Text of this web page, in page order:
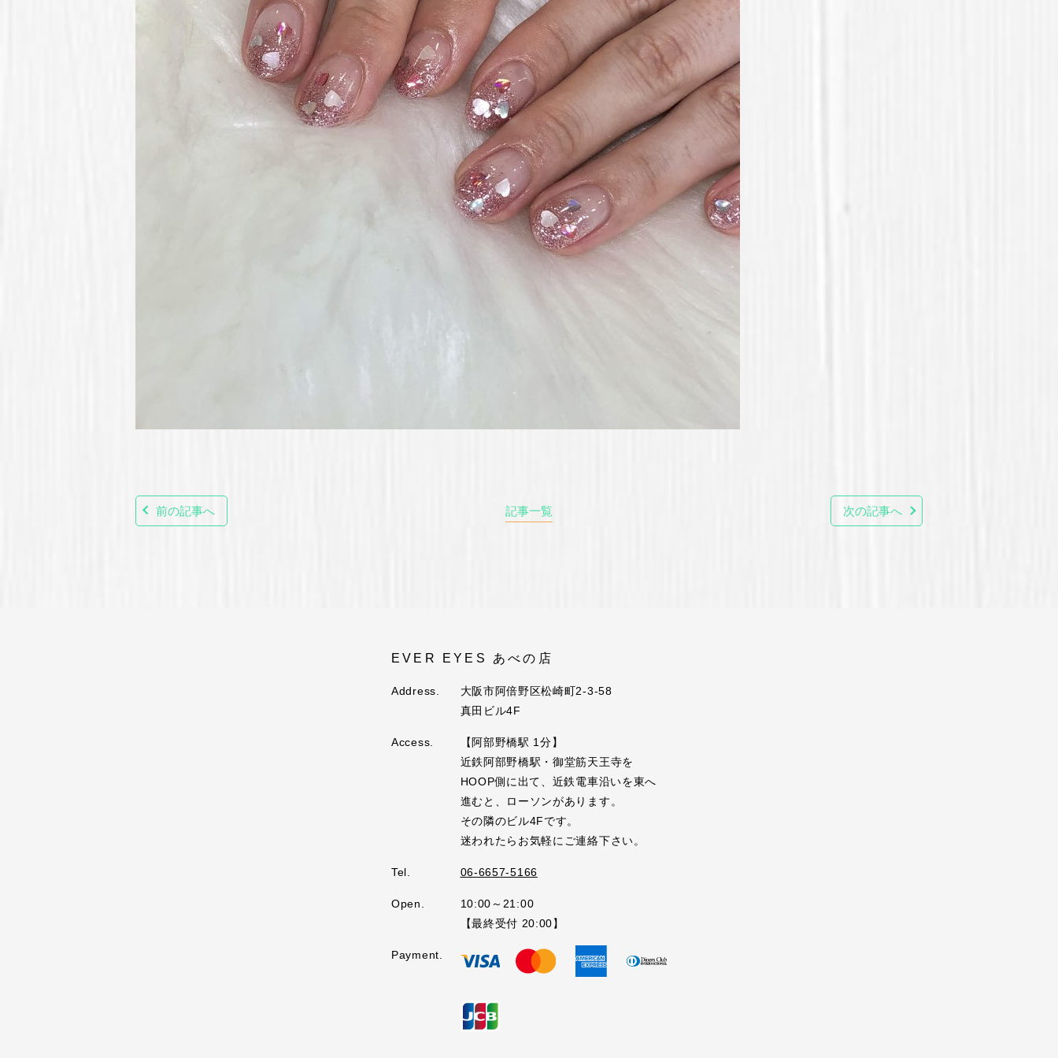
前の記事へ 記事一覧 次の記事へ
EVER EYES あべの店
Address.
大阪市阿倍野区松崎町2-3-58
真田ビル4F
Access.
【阿部野橋駅 1分】
近鉄阿部野橋駅・御堂筋天王寺を
HOOP側に出て、近鉄電車沿いを東へ
進むと、ローソンがあります。
その隣のビル4Fです。
迷われたらお気軽にご連絡下さい。
Tel. 06-6657-5166
Open.
10:00～21:00
【最終受付 20:00】
Payment.